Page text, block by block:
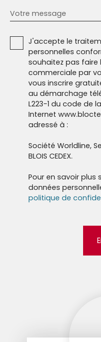
Votre message
J'accepte le
personnelles
souhaitez pas
commerciale par
vous inscrire
au démarchage
L223-1 du code de
Internet
adressé à :
Société Worldline,
BLOIS CEDEX.
Pour en savoir plus
données
politique de